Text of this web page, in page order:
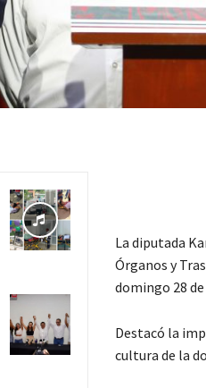
La diputada
Órganos y
domingo 28
Destacó la
cultura de la